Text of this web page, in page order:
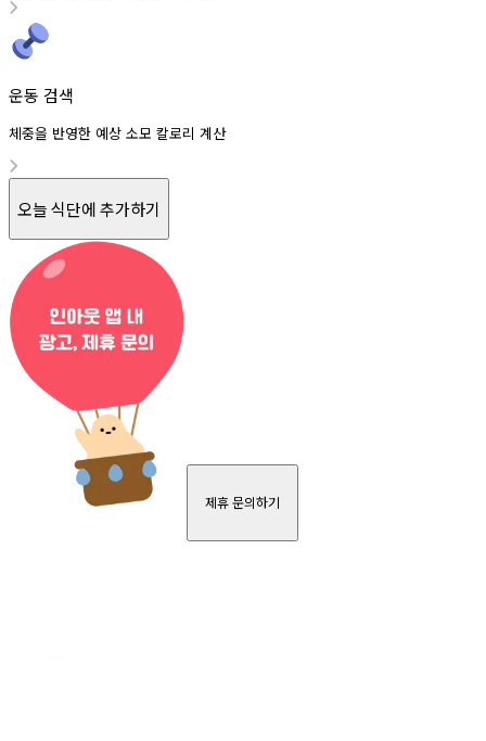
운동 검색
체중을 반영한 예상 소모 칼로리 계산
오늘 식단에 추가하기
제휴 문의하기